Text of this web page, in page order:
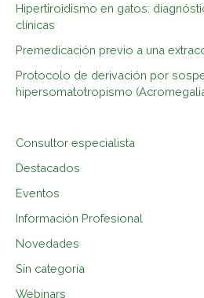
r
:
Hipertiroidismo en gatos:
clínicas
Premedicación previo a una
Protocolo de derivación por
hipersomatotropismo
Consultor especialista
Destacados
Eventos
Información Profesional
Novedades
Sin categoría
Webinars